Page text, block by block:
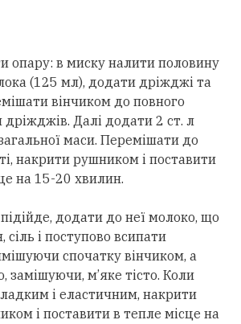
опару: в миску налити половину
(125 мл), додати дріжджі та
вінчиком до повного
Далі додати 2 ст. л
маси. Перемішати до
накрити рушником і поставити
на 15-20 хвилин.
додати до неї молоко, що
сіль і поступово всипати
спочатку вінчиком, а
замішуючи, м’яке тісто. Коли
і еластичним, накрити
і поставити в тепле місце на